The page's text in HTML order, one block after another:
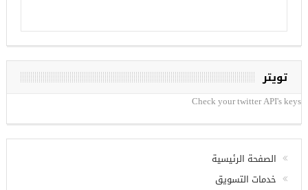
تويتر
Check your twitter API's keys
الصفحة الرئيسية